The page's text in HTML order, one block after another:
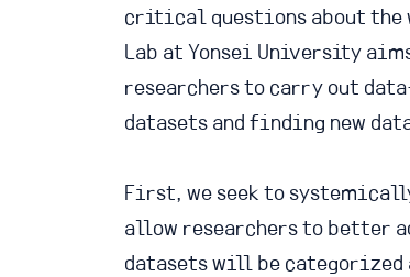
critical questions about the
Lab at Yonsei University
researchers to carry out
datasets and finding new
First, we seek to
allow researchers to better
datasets will be